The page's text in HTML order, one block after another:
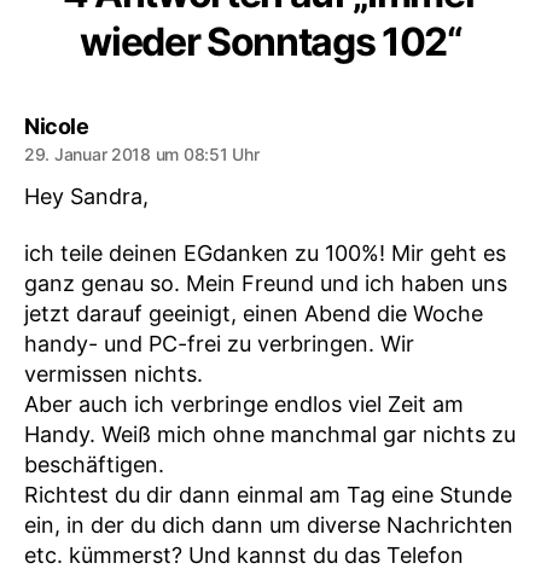
wieder Sonntags 102“
Nicolesagt:
29. Januar 2018 um 08:51 Uhr
Hey Sandra,
ich teile deinen EGdanken zu 100%! Mir geht es
ganz genau so. Mein Freund und ich haben uns
jetzt darauf geeinigt, einen Abend die Woche
handy- und PC-frei zu verbringen. Wir
vermissen nichts.
Aber auch ich verbringe endlos viel Zeit am
Handy. Weiß mich ohne manchmal gar nichts zu
beschäftigen.
Richtest du dir dann einmal am Tag eine Stunde
ein, in der du dich dann um diverse Nachrichten
etc. kümmerst? Und kannst du das Telefon